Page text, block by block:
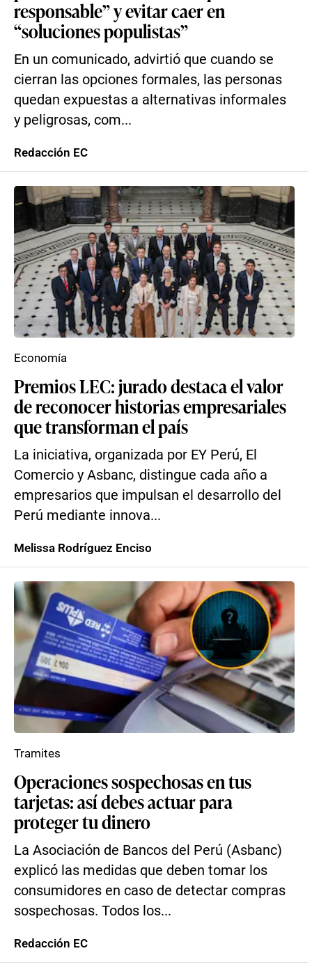
responsable” y evitar caer en
“soluciones populistas”
En un comunicado, advirtió que cuando se
cierran las opciones formales, las personas
quedan expuestas a alternativas informales
y peligrosas, com...
Redacción EC
Premios LEC: jurado destaca el valor
de reconocer historias empresariales
que transforman el país
La iniciativa, organizada por EY Perú, El
Comercio y Asbanc, distingue cada año a
empresarios que impulsan el desarrollo del
Perú mediante innova...
Economía
Melissa Rodríguez Enciso
Operaciones sospechosas en tus
tarjetas: así debes actuar para
proteger tu dinero
La Asociación de Bancos del Perú (Asbanc)
explicó las medidas que deben tomar los
consumidores en caso de detectar compras
sospechosas. Todos los...
Tramites
Redacción EC